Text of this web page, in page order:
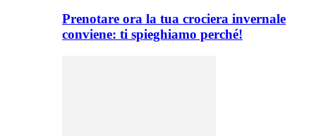
Prenotare ora la tua crociera invernale
conviene: ti spieghiamo perché!